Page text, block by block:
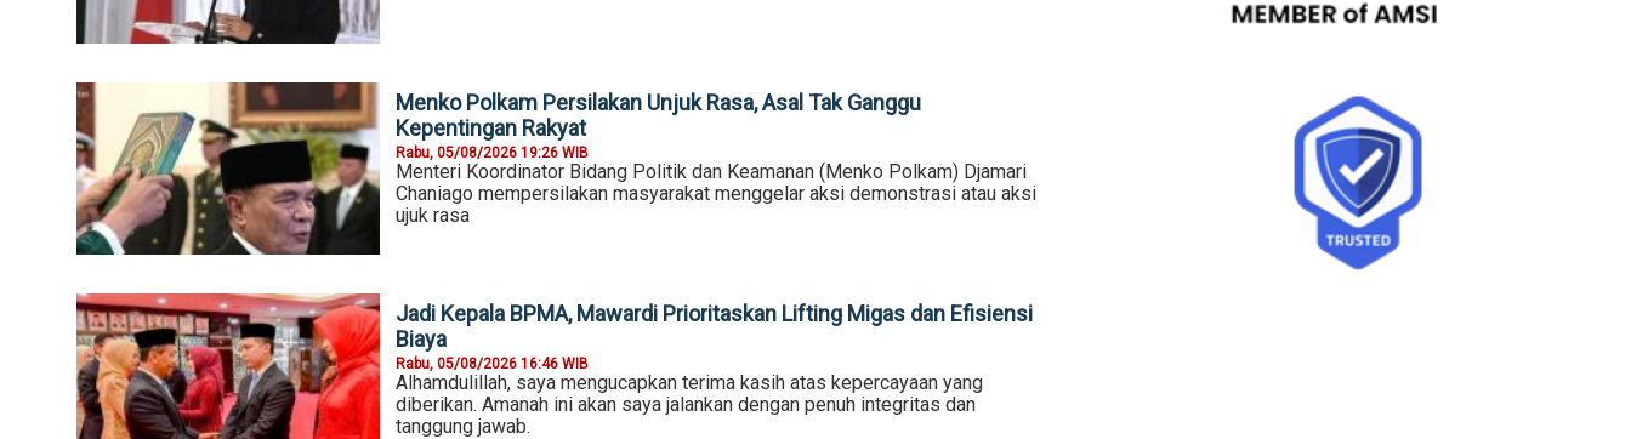
Menko Polkam Persilakan Unjuk Rasa, Asal Tak Ganggu
Kepentingan Rakyat
Rabu, 05/08/2026 19:26 WIB
Menteri Koordinator Bidang Politik dan Keamanan (Menko Polkam) Djamari
Chaniago mempersilakan masyarakat menggelar aksi demonstrasi atau aksi
ujuk rasa
Jadi Kepala BPMA, Mawardi Prioritaskan Lifting Migas dan Efisiensi
Biaya
Rabu, 05/08/2026 16:46 WIB
Alhamdulillah, saya mengucapkan terima kasih atas kepercayaan yang
diberikan. Amanah ini akan saya jalankan dengan penuh integritas dan
tanggung jawab.